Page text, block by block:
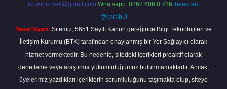
forumhizmeti@gmail.com Whatsapp: 0262 606 0 726 Telegram:
@karabul
Yasal Uyarı: Sitemiz, 5651 Sayılı Kanun gereğince Bilgi Teknolojileri ve
İletişim Kurumu (BTK) tarafından onaylanmış bir Yer Sağlayıcı olarak
hizmet vermektedir. Bu nedenle, sitedeki içerikleri proaktif olarak
denetleme veya araştırma yükümlülüğümüz bulunmamaktadır. Ancak,
üyelerimiz yazdıkları içeriklerin sorumluluğunu taşımakta olup, siteye